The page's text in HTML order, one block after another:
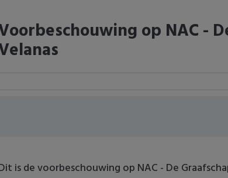
op NAC -
is de voorbeschouwing op NAC - De